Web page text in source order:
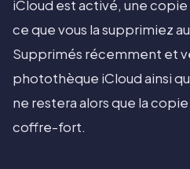
iCloud est activé, une copie
ce que vous la supprimiez
Supprimés récemment et
photothèque iCloud ainsi
ne restera alors que la
coffre-fort.